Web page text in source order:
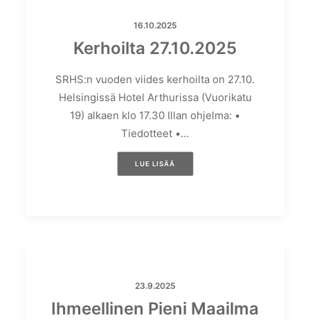
16.10.2025
Kerhoilta 27.10.2025
SRHS:n vuoden viides kerhoilta on 27.10.
Helsingissä Hotel Arthurissa (Vuorikatu
19) alkaen klo 17.30 Illan ohjelma: •
Tiedotteet •…
LUE LISÄÄ
23.9.2025
Ihmeellinen Pieni Maailma